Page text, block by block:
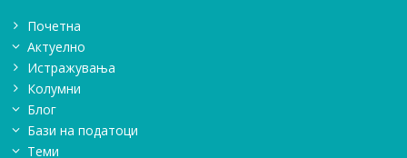
Почетна
Актуелно
Истражувањa
Колумни
Блог
Бази на податоци
Теми